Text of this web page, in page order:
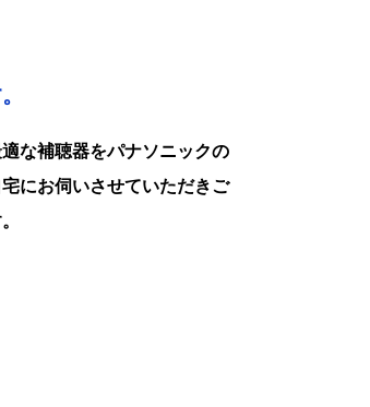
な補聴器をパナソニックの
にお伺いさせていただきご